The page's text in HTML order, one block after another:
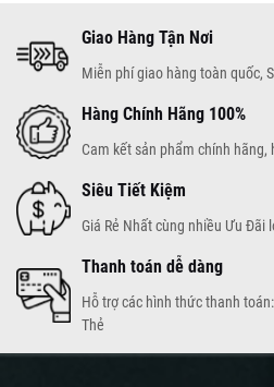
Giao Hàng Tận Nơi
Miễn phí giao hàng toàn quốc,
Hàng Chính Hãng 100%
Cam kết sản phẩm chính
Siêu Tiết Kiệm
Giá Rẻ Nhất cùng nhiều Ưu Đãi
Thanh toán dễ dàng
Hỗ trợ các hình thức thanh
Thẻ